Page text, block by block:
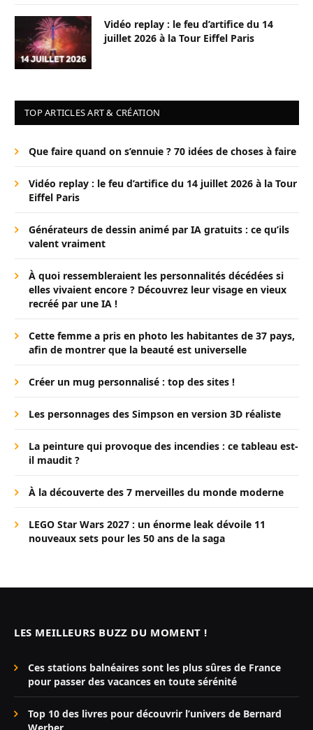
Vidéo replay : le feu d’artifice du 14
juillet 2026 à la Tour Eiffel Paris
TOP ARTICLES ART & CRÉATION
Que faire quand on s’ennuie ? 70 idées de choses à faire
Vidéo replay : le feu d’artifice du 14 juillet 2026 à la Tour
Eiffel Paris
Générateurs de dessin animé par IA gratuits : ce qu’ils
valent vraiment
À quoi ressembleraient les personnalités décédées si
elles vivaient encore ? Découvrez leur visage en vieux
recréé par une IA !
Cette femme a pris en photo les habitantes de 37 pays,
afin de montrer que la beauté est universelle
Créer un mug personnalisé : top des sites !
Les personnages des Simpson en version 3D réaliste
La peinture qui provoque des incendies : ce tableau est-
il maudit ?
À la découverte des 7 merveilles du monde moderne
LEGO Star Wars 2027 : un énorme leak dévoile 11
nouveaux sets pour les 50 ans de la saga
LES MEILLEURS BUZZ DU MOMENT !
Ces stations balnéaires sont les plus sûres de France
pour passer des vacances en toute sérénité
Top 10 des livres pour découvrir l’univers de Bernard